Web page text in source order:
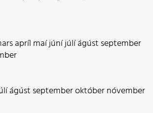
apríl maíjúníjúlíágúst september
ágúst septemberoktóbernóvember